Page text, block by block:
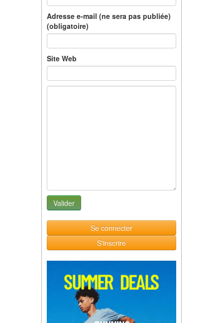
Adresse e-mail (ne sera pas publiée)
(obligatoire)
Site Web
Se connecter
S'inscrire